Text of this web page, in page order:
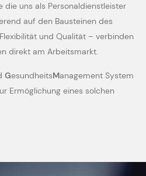
die uns als Personaldienstleister
auf den Bausteinen des
und Qualität – verbinden
direkt am Arbeitsmarkt.
GesundheitsManagement System
Ermöglichung eines solchen